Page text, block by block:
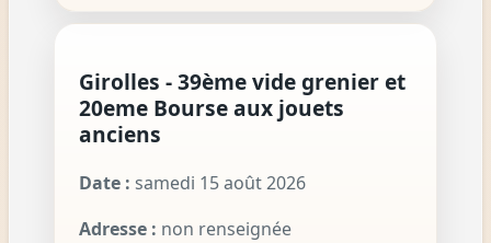
Girolles - 39ème vide grenier et
20eme Bourse aux jouets
anciens
Date : samedi 15 août 2026
Adresse : non renseignée